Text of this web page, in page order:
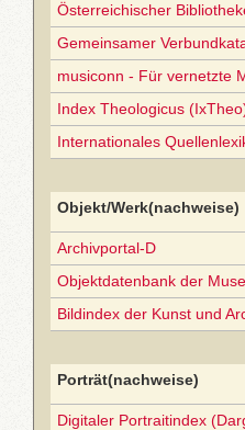
Österreichischer
Gemeinsamer
musiconn - Für vernetzte
Index Theologicus
Internationales
Objekt/Werk(nachweise)
Archivportal-D
Objektdatenbank der
Bildindex der Kunst und
Porträt(nachweise)
Digitaler Portraitindex